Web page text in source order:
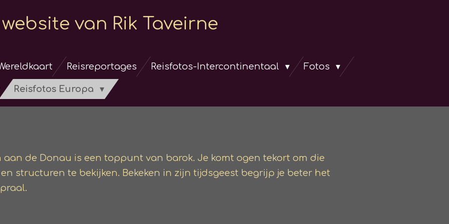
van Rik Taveirne
Reisreportages Reisfotos-Intercontinentaal Fotos
Reisfotos Europa
aan de Donau is een toppunt van barok. Je komt ogen tekort om die
structuren te bekijken. Bekeken in zijn tijdsgeest begrijp je beter het